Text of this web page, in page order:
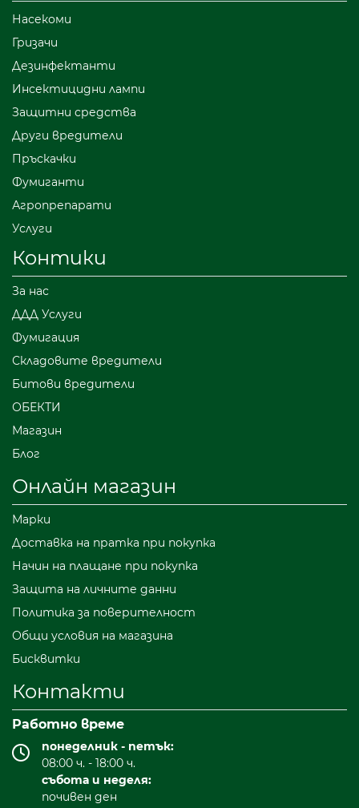
Насекоми
Гризачи
Дезинфектанти
Инсектицидни лампи
Защитни средства
Други вредители
Пръскачки
Фумиганти
Агропрепарати
Услуги
Контики
За нас
ДДД Услуги
Фумигация
Складовите вредители
Битови вредители
ОБЕКТИ
Магазин
Блог
Онлайн магазин
Марки
Доставка на пратка при покупка
Начин на плащане при покупка
Защита на личните данни
Политика за поверителност
Общи условия на магазина
Бисквитки
Контакти
Работно време
понеделник - петък:
08:00 ч. - 18:00 ч.
събота и неделя:
почивен ден